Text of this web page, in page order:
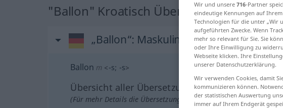
"Ballon" Kroatisch Übersetzung
„Ballon“: Maskulinum
Ballon m <-s; -s>
Übersicht aller Übersetzungen
(Für mehr Details die Übersetzung anklicken/antippen)
Wir und unsere 716-Partner
eindeutige Kennungen auf
Technologien für die unter „Wir
aufgeführten Zwecke. Wenn
mehr so relevant für Sie. Sie
oder Ihre Einwilligung zu
Webseite klicken. Ihre
unserer Datenschutzerklärung.
Wir verwenden Cookies, damit
kommunizieren können.
der statistischen Auswertung
immer auf Ihrem Endgerät